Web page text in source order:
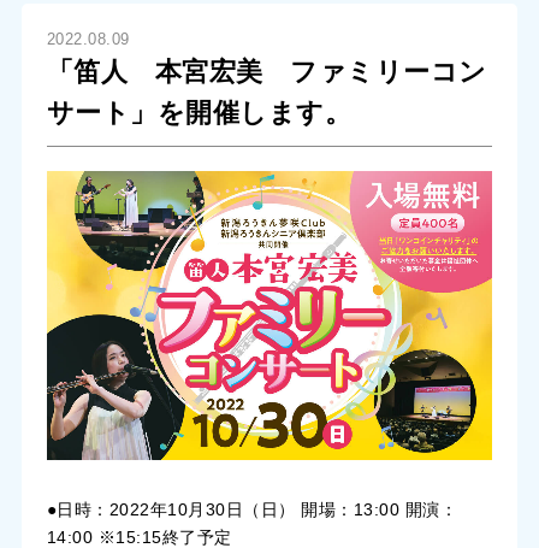
知っ得情報
夢咲Clip
新潟ろうきん夢咲Club通信
お問い合わせ
2022.08.09
「笛人 本宮宏美 ファミリーコン
サート」を開催します。
●日時：2022年10月30日（日） 開場：13:00 開演：
14:00 ※15:15終了予定